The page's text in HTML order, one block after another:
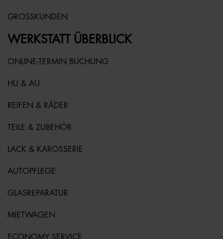
GROSSKUNDEN
WERKSTATT ÜBERBLICK
ONLINE-TERMIN BUCHUNG
HU & AU
REIFEN & RÄDER
TEILE & ZUBEHÖR
LACK & KAROSSERIE
AUTOPFLEGE
GLASREPARATUR
MIETWAGEN
ECONOMY SERVICE